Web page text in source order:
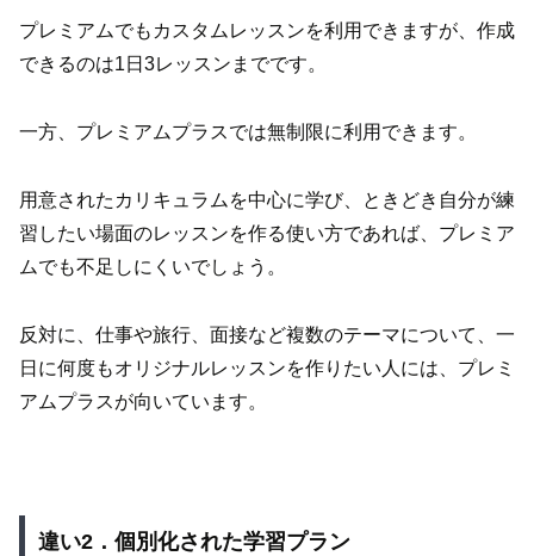
プレミアムでもカスタムレッスンを利用できますが、作成
できるのは1日3レッスンまでです。
一方、プレミアムプラスでは無制限に利用できます。
用意されたカリキュラムを中心に学び、ときどき自分が練
習したい場面のレッスンを作る使い方であれば、プレミア
ムでも不足しにくいでしょう。
反対に、仕事や旅行、面接など複数のテーマについて、一
日に何度もオリジナルレッスンを作りたい人には、プレミ
アムプラスが向いています。
違い2．個別化された学習プラン